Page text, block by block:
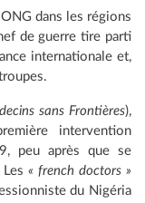
dans les régions
de guerre tire parti
internationale et,
sans Frontières),
intervention
peu après que se
« french doctors »
du Nigéria